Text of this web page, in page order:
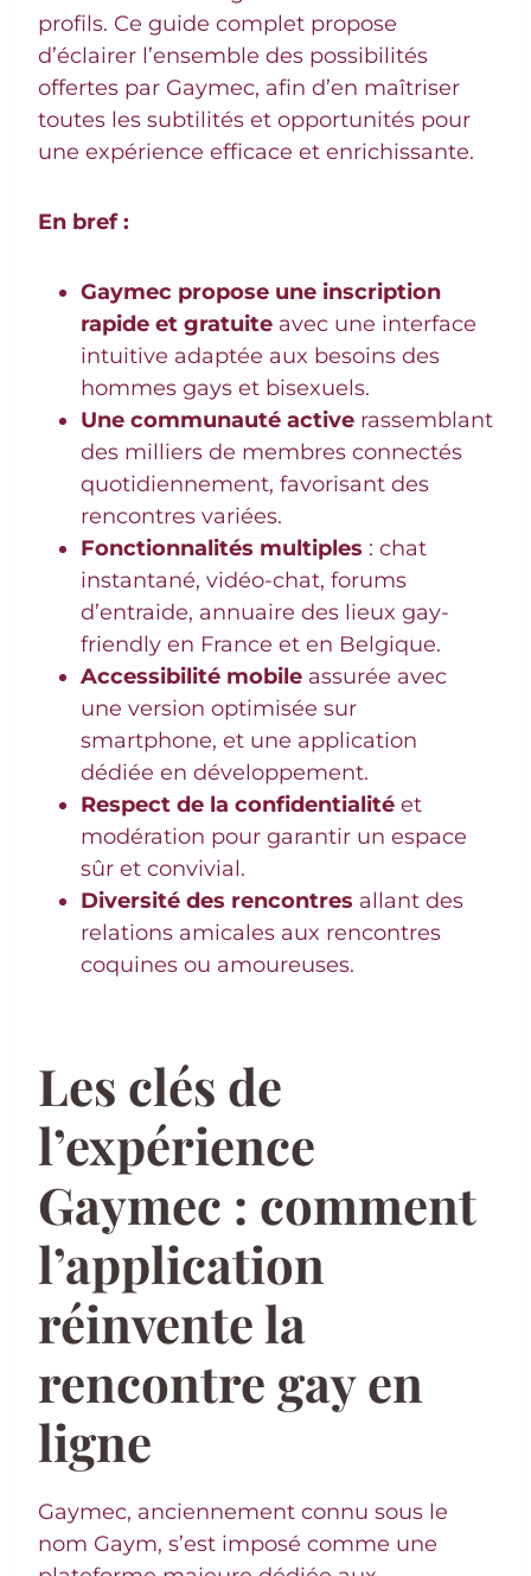
profils. Ce guide complet propose
d’éclairer l’ensemble des possibilités
offertes par Gaymec, afin d’en maîtriser
toutes les subtilités et opportunités pour
une expérience efficace et enrichissante.
En bref :
Gaymec propose une inscription
rapide et gratuite avec une interface
intuitive adaptée aux besoins des
hommes gays et bisexuels.
Une communauté active rassemblant
des milliers de membres connectés
quotidiennement, favorisant des
rencontres variées.
Fonctionnalités multiples : chat
instantané, vidéo-chat, forums
d’entraide, annuaire des lieux gay-
friendly en France et en Belgique.
Accessibilité mobile assurée avec
une version optimisée sur
smartphone, et une application
dédiée en développement.
Respect de la confidentialité et
modération pour garantir un espace
sûr et convivial.
Diversité des rencontres allant des
relations amicales aux rencontres
coquines ou amoureuses.
Les clés de
l’expérience
Gaymec : comment
l’application
réinvente la
rencontre gay en
ligne
Gaymec, anciennement connu sous le
nom Gaym, s’est imposé comme une